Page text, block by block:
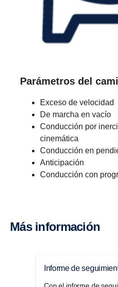
Parámetros del
Exceso de velocidad
De marcha en vacío
Conducción por
cinemática
Conducción en
Anticipación
Conducción con
Con el funcionamiento
Más infor­ma­ción
Informe de